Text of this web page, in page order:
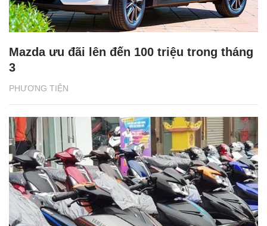
PHƯƠNG TIỆN
Mazda ưu đãi lên đến 100 triệu trong tháng
3